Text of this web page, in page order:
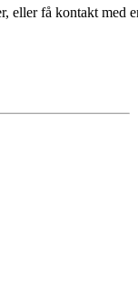
Ryd alle Udført
eller få kontakt med